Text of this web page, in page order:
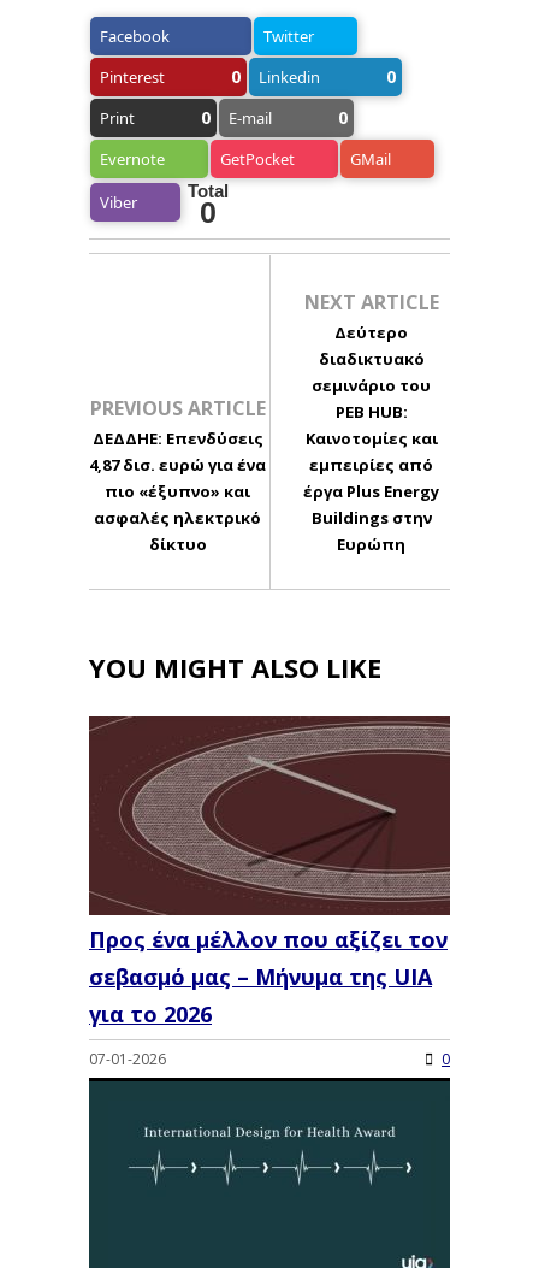
Facebook
Twitter
Pinterest
0 Linkedin 0
Print 0 E-mail 0
Evernote GetPocket GMail
Viber
Total
0
PREVIOUS ARTICLE
ΔΕΔΔΗΕ: Επενδύσεις
4,87 δισ. ευρώ για ένα
πιο «έξυπνο» και
ασφαλές ηλεκτρικό
δίκτυο
NEXT ARTICLE
Δεύτερο
διαδικτυακό
σεμινάριο του
PEB HUB:
Καινοτομίες και
εμπειρίες από
έργα Plus Energy
Buildings στην
Ευρώπη
YOU MIGHT ALSO LIKE
Προς ένα μέλλον που αξίζει τον
σεβασμό μας – Μήνυμα της UIA
για το 2026
07-01-2026 0